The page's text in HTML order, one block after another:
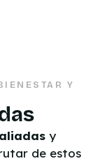
Y
y
de estos